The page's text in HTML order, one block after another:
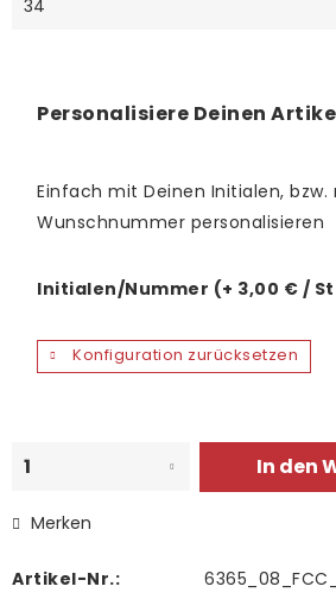
Personalisiere Deinen
Einfach mit Deinen Initialen, bzw.
Wunschnummer personalisieren
Initialen/Nummer (+ 3,00 € /
Konfiguration zurücksetzen
In den
Merken
Artikel-Nr.: